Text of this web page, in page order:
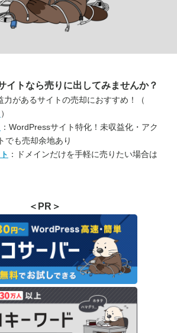
イトなら売りに出してみませんか？
力があるサイトの売却におすすめ！（
）
：WordPressサイト特化！未収益化・アク
でも売却余地あり
：ドメインだけを手軽に売りたい場合は
＜PR＞